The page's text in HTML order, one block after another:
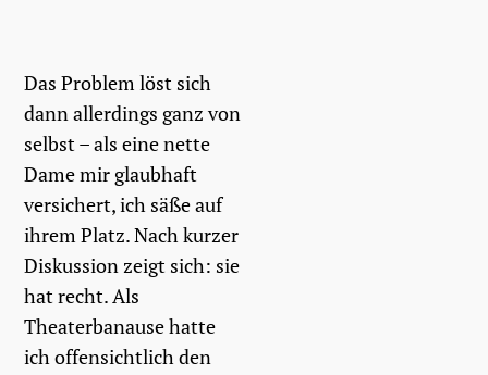
Das Problem löst sich
dann allerdings ganz von
selbst – als eine nette
Dame mir glaubhaft
versichert, ich säße auf
ihrem Platz. Nach kurzer
Diskussion zeigt sich: sie
hat recht. Als
Theaterbanause hatte
ich offensichtlich den